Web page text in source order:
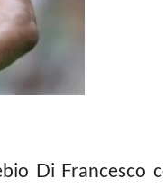
Di Francesco